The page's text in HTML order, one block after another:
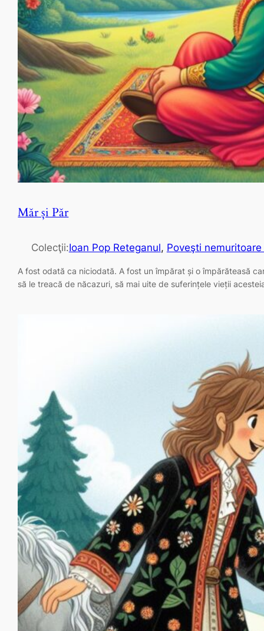
Măr și Păr
Colecţii:Ioan Pop Reteganul, Poveşti
A fost odată ca niciodată. A fost un împărat și o împărăteasă
să le treacă de năcazuri, să mai uite de suferințele vieții